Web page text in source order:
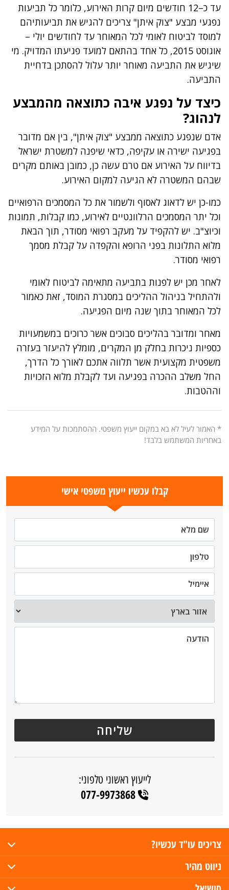
עד כ–12 חודשים מיום קרות האירוע, כלומר כל תביעות
נפגעי מבצע "צוק איתן" צריכים להגיש את תביעותיהם
למוסד לביטוח לאומי לכל המאוחר עד לחודשים יולי –
אוגוסט 2015, כל אחד בהתאם למועד פגיעתו המדויק. מי
שיגיש את התביעה מאוחר יותר עלול להסתכן בדחיית
התביעה.
כיצד על נפגע איבה כתוצאה מהמבצע
לנהוג?
אדם שנפגע כתוצאה ממבצע "צוק איתן", בין אם מדובר
בפגיעה ישירה או עקיפה, כדאי שיפנה למשטרת ישראל
בדיווח על האירוע אם טרם עשה כן, כמובן באותם מקרים
שבהם המשטרה לא הגיעה למקום האירוע.
כמו-כן יש לדאוג לאסוף ולשמור את כל המסמכים הרפואיים
וכל יתר המסמכים הרלוונטיים לאירוע, כמו קבלות, תמונות
וכיוצ"ב. יש להקפיד על מעקב רפואי מסודר, תוך הבאת
מלוא התלונות בפני הרופא והקפדה על קבלת מסמך
רפואי מסודר.
לאחר מכן יש לפנות בתביעה מתאימה לביטוח לאומי
ולהתחיל בניהול ההליכים במסגרת המוסד, זאת כאמור
לכל המאוחר בתוך שנה מיום הפגיעה.
מאחר ומדובר בהליכים סבוכים אשר כרוכים במשמעויות
כספיות ניכרות בחלק מן המקרים, מומלץ להיעזר בעזרה
משפטית מקצועית אשר תלווה אתכם לאורך כל הדרך,
החל משלב ההכרה בפגיעה ועד לקבלת מלוא הזכויות
וההטבות.
* האמור לעיל לא בא במקום ייעוץ משפטי. ההסתמכות על המידע
באחריות המשתמש בלבד!
קבלו עכשיו ייעוץ משפטי אישי
לייעוץ ראשוני טלפוני:
077-9973868
צריכים עו"ד עכשיו?
ניווט מהיר